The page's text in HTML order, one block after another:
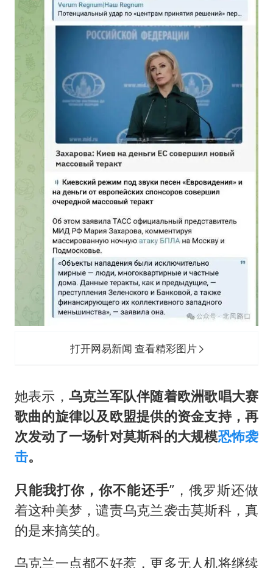
打开网易新闻 查看精彩图片
她表示， 乌克兰军队伴随着欧洲歌唱大赛
歌曲的旋律以及欧盟提供的资金支持，再
次发动了一场针对莫斯科的大规模恐怖袭
击。
只能我打你，你不能还手”，俄罗斯还做
着这种美梦，谴责乌克兰袭击莫斯科，真
的是来搞笑的。
乌克兰一点都不好惹，更多无人机将继续